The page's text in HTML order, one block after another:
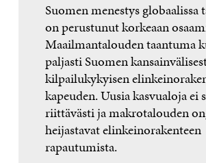
Suomen menestys globaalissa
on perustunut korkeaan
Maailmantalouden taantuma
paljasti Suomen
kilpailukykyisen
kapeuden. Uusia kasvualoja ei
riittävästi ja makrotalouden
heijastavat elinkeinorakenteen
rapautumista.